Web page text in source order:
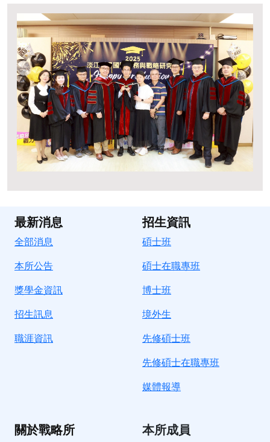
最新消息
全部消息
本所公告
獎學金資訊
招生訊息
職涯資訊
招生資訊
碩士班
碩士在職專班
博士班
境外生
先修碩士班
先修碩士在職專班
媒體報導
關於戰略所 本所成員